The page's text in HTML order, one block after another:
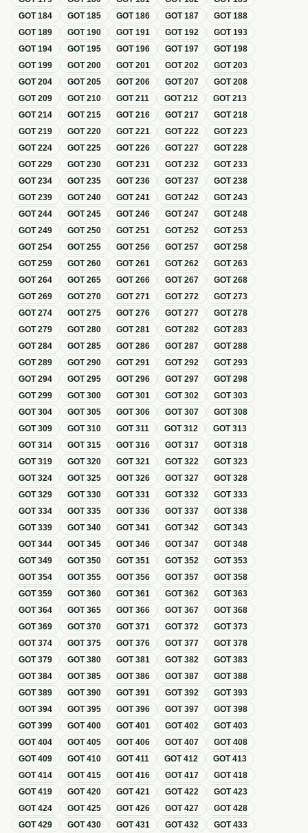
GOT184 GOT185 GOT186 GOT187 GOT188
GOT189 GOT190 GOT191 GOT192 GOT193
GOT194 GOT195 GOT196 GOT197 GOT198
GOT199 GOT200 GOT201 GOT202 GOT203
GOT204 GOT205 GOT206 GOT207 GOT208
GOT209 GOT210 GOT211 GOT212 GOT213
GOT214 GOT215 GOT216 GOT217 GOT218
GOT219 GOT220 GOT221 GOT222 GOT223
GOT224 GOT225 GOT226 GOT227 GOT228
GOT229 GOT230 GOT231 GOT232 GOT233
GOT234 GOT235 GOT236 GOT237 GOT238
GOT239 GOT240 GOT241 GOT242 GOT243
GOT244 GOT245 GOT246 GOT247 GOT248
GOT249 GOT250 GOT251 GOT252 GOT253
GOT254 GOT255 GOT256 GOT257 GOT258
GOT259 GOT260 GOT261 GOT262 GOT263
GOT264 GOT265 GOT266 GOT267 GOT268
GOT269 GOT270 GOT271 GOT272 GOT273
GOT274 GOT275 GOT276 GOT277 GOT278
GOT279 GOT280 GOT281 GOT282 GOT283
GOT284 GOT285 GOT286 GOT287 GOT288
GOT289 GOT290 GOT291 GOT292 GOT293
GOT294 GOT295 GOT296 GOT297 GOT298
GOT299 GOT300 GOT301 GOT302 GOT303
GOT304 GOT305 GOT306 GOT307 GOT308
GOT309 GOT310 GOT311 GOT312 GOT313
GOT314 GOT315 GOT316 GOT317 GOT318
GOT319 GOT320 GOT321 GOT322 GOT323
GOT324 GOT325 GOT326 GOT327 GOT328
GOT329 GOT330 GOT331 GOT332 GOT333
GOT334 GOT335 GOT336 GOT337 GOT338
GOT339 GOT340 GOT341 GOT342 GOT343
GOT344 GOT345 GOT346 GOT347 GOT348
GOT349 GOT350 GOT351 GOT352 GOT353
GOT354 GOT355 GOT356 GOT357 GOT358
GOT359 GOT360 GOT361 GOT362 GOT363
GOT364 GOT365 GOT366 GOT367 GOT368
GOT369 GOT370 GOT371 GOT372 GOT373
GOT374 GOT375 GOT376 GOT377 GOT378
GOT379 GOT380 GOT381 GOT382 GOT383
GOT384 GOT385 GOT386 GOT387 GOT388
GOT389 GOT390 GOT391 GOT392 GOT393
GOT394 GOT395 GOT396 GOT397 GOT398
GOT399 GOT400 GOT401 GOT402 GOT403
GOT404 GOT405 GOT406 GOT407 GOT408
GOT409 GOT410 GOT411 GOT412 GOT413
GOT414 GOT415 GOT416 GOT417 GOT418
GOT419 GOT420 GOT421 GOT422 GOT423
GOT424 GOT425 GOT426 GOT427 GOT428
GOT429 GOT430 GOT431 GOT432 GOT433